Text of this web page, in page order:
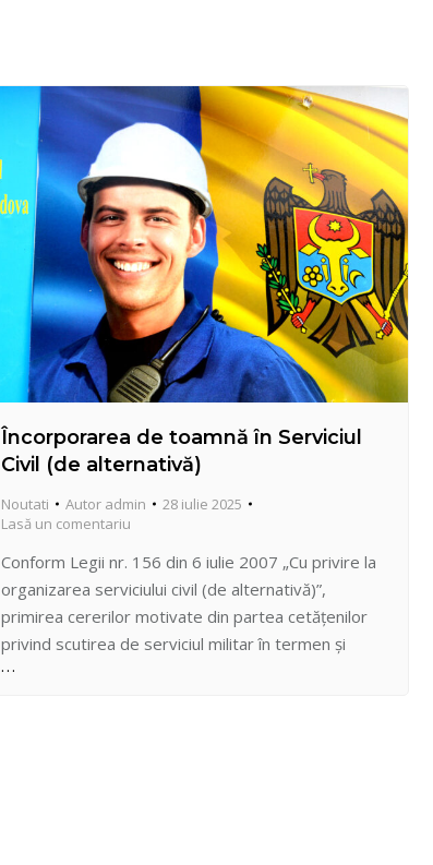
Încorporarea de toamnă în Serviciul
Civil (de alternativă)
Noutati Autor admin
28 iulie 2025
Lasă un comentariu
Conform Legii nr. 156 din 6 iulie 2007 „Cu privire la
organizarea serviciului civil (de alternativă)”,
primirea cererilor motivate din partea cetățenilor
privind scutirea de serviciul militar în termen și
încorporarea în serviciul civil se va efectua în